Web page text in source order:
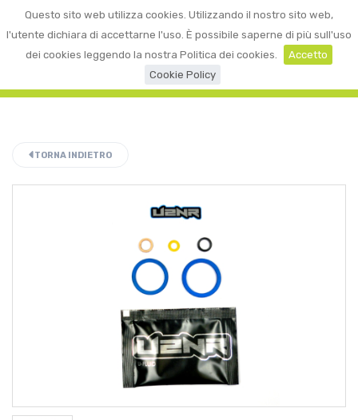
Questo sito web utilizza cookies. Utilizzando il nostro sito web,
l'utente dichiara di accettarne l'uso. È possibile saperne di più sull'uso
dei cookies leggendo la nostra Politica dei cookies.
Accetto
Cookie Policy
☰ 0
TORNA INDIETRO